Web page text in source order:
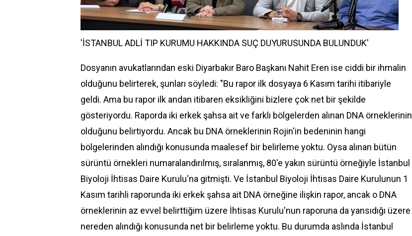
'İSTANBUL ADLİ TIP KURUMU HAKKINDA SUÇ DUYURUSUNDA BULUNDUK'
Dosyanın avukatlarından eski Diyarbakır Baro Başkanı Nahit Eren ise ciddi bir ihmalin
olduğunu belirterek, şunları söyledi: "Bu rapor ilk dosyaya 6 Kasım tarihi itibariyle
geldi. Ama bu rapor ilk andan itibaren eksikliğini bizlere çok net bir şekilde
gösteriyordu. Raporda iki erkek şahsa ait ve farklı bölgelerden alınan DNA örneklerinin
olduğunu belirtiyordu. Ancak bu DNA örneklerinin Rojin'in bedeninin hangi
bölgelerinden alındığı konusunda maalesef bir belirleme yoktu. Oysa alınan bütün
sürüntü örnekleri numaralandırılmış, sıralanmış, 80'e yakın sürüntü örneğiyle İstanbul
Biyoloji İhtisas Daire Kurulu'na gitmişti. Ve İstanbul Biyoloji İhtisas Daire Kurulunun 1
Kasım tarihli raporunda iki erkek şahsa ait DNA örneğine ilişkin rapor, ancak o DNA
örneklerinin az evvel belirttiğim üzere İhtisas Kurulu'nun raporuna da yansıdığı üzere
nereden alındığı konusunda net bir belirleme yoktu. Bu durumda aslında İstanbul